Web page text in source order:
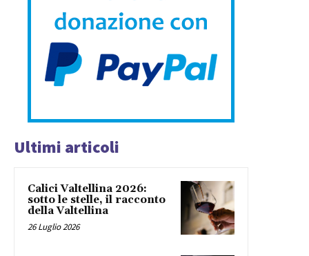
Ultimi articoli
Calici Valtellina 2026:
sotto le stelle, il racconto
della Valtellina
26 Luglio 2026